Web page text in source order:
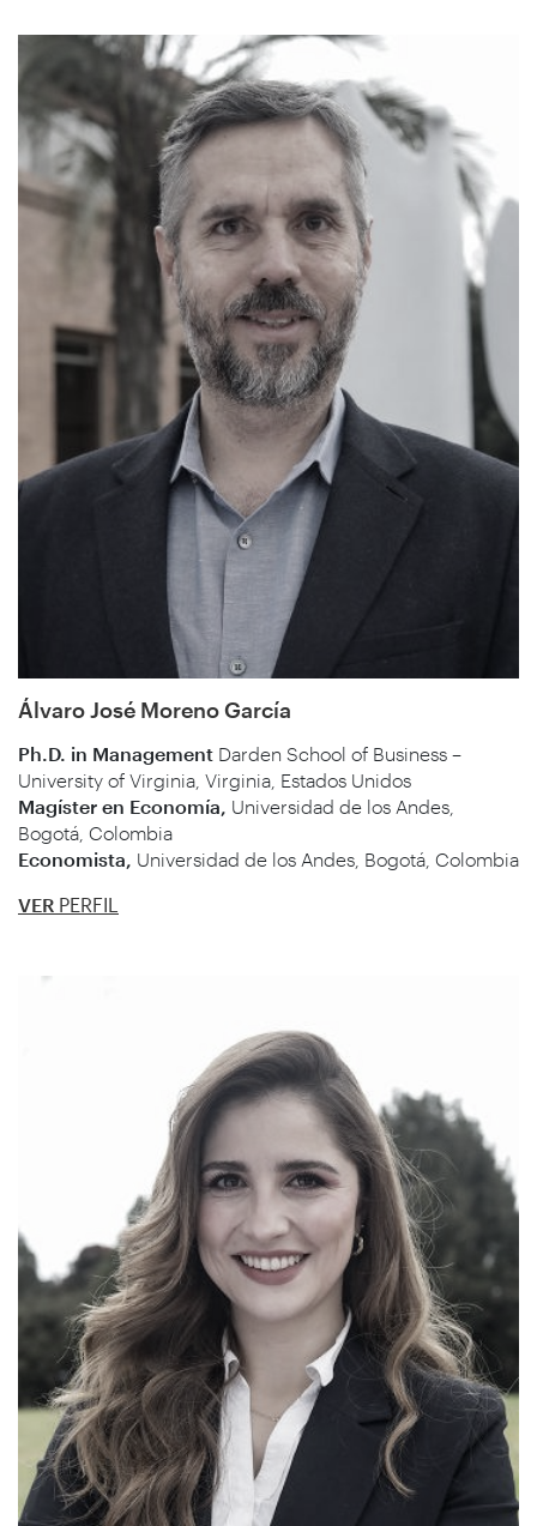
Álvaro José Moreno García
Ph.D. in Management Darden School of Business –
University of Virginia, Virginia, Estados Unidos
Magíster en Economía, Universidad de los Andes,
Bogotá, Colombia
Economista, Universidad de los Andes, Bogotá, Colombia
VER PERFIL